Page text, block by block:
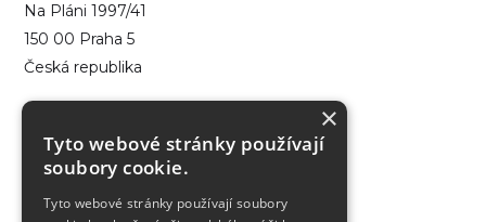
Na Pláni 1997/41
150 00 Praha 5
Česká republika
DIČ: CZ48291960
Datová schránka: g9sc7i4
×
Tyto webové stránky používají
soubory cookie.
Tyto webové stránky používají soubory